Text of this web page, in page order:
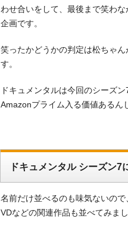
わせ合いをして、最後まで笑わ
企画です。
笑ったかどうかの判定は松ちゃ
す。
ドキュメンタルは今回のシーズ
Amazonプライム入る価値あるん
ドキュメンタル シーズン
名前だけ並べるのも味気ないの
VDなどの関連作品も並べてみま